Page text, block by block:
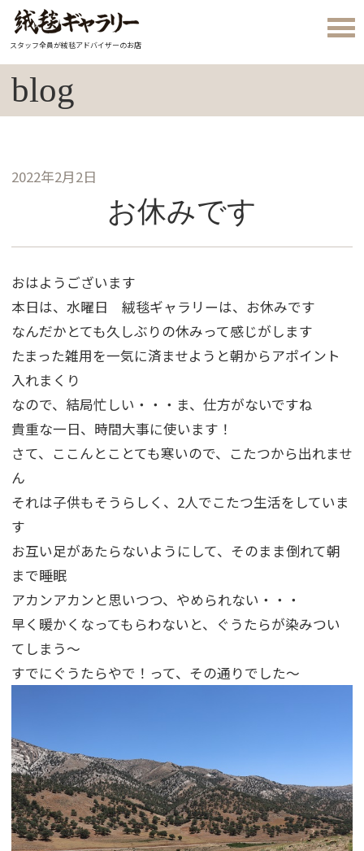
スタッフ全員が絨毯アドバイザーのお店
blog
2022年2月2日
お休みです
おはようございます
本日は、水曜日 絨毯ギャラリーは、お休みです
なんだかとても久しぶりの休みって感じがします
たまった雑用を一気に済ませようと朝からアポイント
入れまくり
なので、結局忙しい・・・ま、仕方がないですね
貴重な一日、時間大事に使います！
さて、ここんとことても寒いので、こたつから出れませ
ん
それは子供もそうらしく、2人でこたつ生活をしていま
す
お互い足があたらないようにして、そのまま倒れて朝
まで睡眠
アカンアカンと思いつつ、やめられない・・・
早く暖かくなってもらわないと、ぐうたらが染みつい
てしまう～
すでにぐうたらやで！って、その通りでした～